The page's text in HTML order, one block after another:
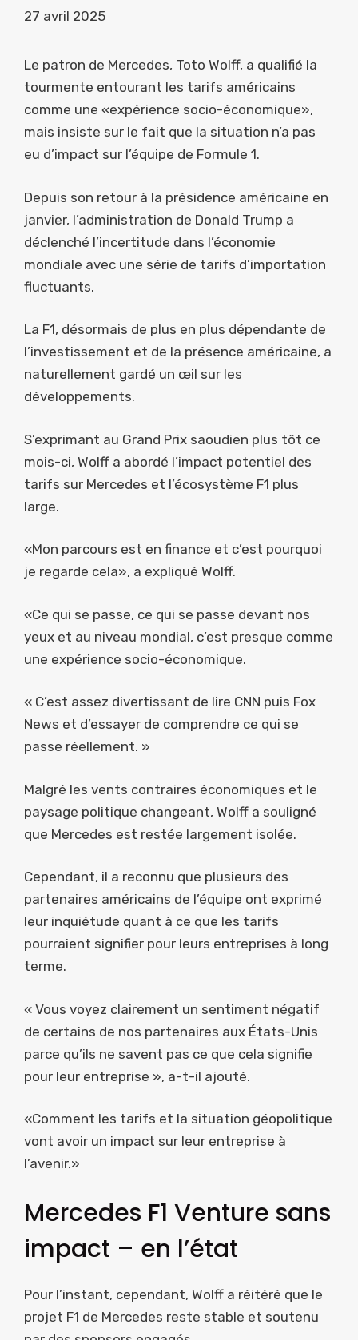
27 avril 2025
Le patron de Mercedes, Toto Wolff, a qualifié la
tourmente entourant les tarifs américains
comme une «expérience socio-économique»,
mais insiste sur le fait que la situation n’a pas
eu d’impact sur l’équipe de Formule 1.
Depuis son retour à la présidence américaine en
janvier, l’administration de Donald Trump a
déclenché l’incertitude dans l’économie
mondiale avec une série de tarifs d’importation
fluctuants.
La F1, désormais de plus en plus dépendante de
l’investissement et de la présence américaine, a
naturellement gardé un œil sur les
développements.
S’exprimant au Grand Prix saoudien plus tôt ce
mois-ci, Wolff a abordé l’impact potentiel des
tarifs sur Mercedes et l’écosystème F1 plus
large.
«Mon parcours est en finance et c’est pourquoi
je regarde cela», a expliqué Wolff.
«Ce qui se passe, ce qui se passe devant nos
yeux et au niveau mondial, c’est presque comme
une expérience socio-économique.
« C’est assez divertissant de lire CNN puis Fox
News et d’essayer de comprendre ce qui se
passe réellement. »
Malgré les vents contraires économiques et le
paysage politique changeant, Wolff a souligné
que Mercedes est restée largement isolée.
Cependant, il a reconnu que plusieurs des
partenaires américains de l’équipe ont exprimé
leur inquiétude quant à ce que les tarifs
pourraient signifier pour leurs entreprises à long
terme.
« Vous voyez clairement un sentiment négatif
de certains de nos partenaires aux États-Unis
parce qu’ils ne savent pas ce que cela signifie
pour leur entreprise », a-t-il ajouté.
«Comment les tarifs et la situation géopolitique
vont avoir un impact sur leur entreprise à
l’avenir.»
Mercedes F1 Venture sans
impact – en l’état
Pour l’instant, cependant, Wolff a réitéré que le
projet F1 de Mercedes reste stable et soutenu